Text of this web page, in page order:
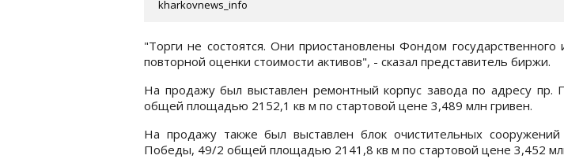
kharkovnews_info
"Торги не состоятся. Они приостановлены Фондом государственного
повторной оценки стоимости активов", - сказал представитель биржи.
На продажу был выставлен ремонтный корпус завода по адресу пр.
общей площадью 2152,1 кв м по стартовой цене 3,489 млн гривен.
На продажу также был выставлен блок очистительных
Победы, 49/2 общей площадью 2141,8 кв м по стартовой цене 3,452